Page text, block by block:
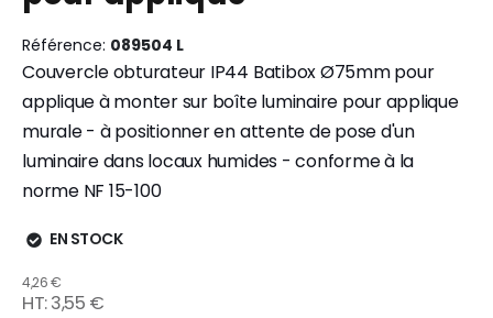
images
images
Référence 089504 L
Couvercle obturateur IP44 Batibox Ø75mm pour
applique à monter sur boîte luminaire pour applique
murale - à positionner en attente de pose d'un
luminaire dans locaux humides - conforme à la
norme NF 15-100
EN STOCK
4,26 €
3,55 €